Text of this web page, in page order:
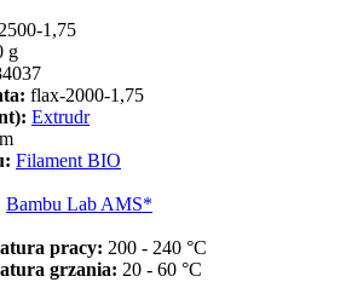
1,75
g
flax-2000-1,75
Extrudr
Filament BIO
Bambu Lab AMS*
pracy: 200 - 240 °C
grzania: 20 - 60 °C